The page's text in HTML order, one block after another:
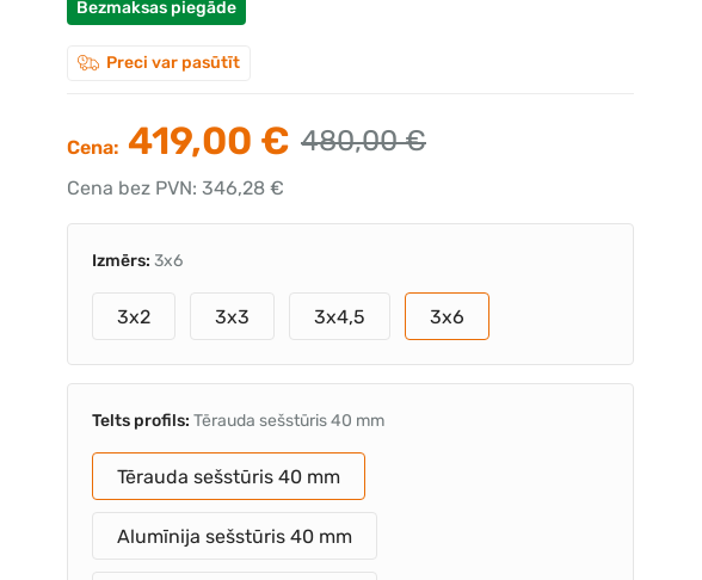
Bezmaksas piegāde
Preci var pasūtīt
Cena: 419,00 € 480,00 €
Cena bez PVN: 346,28 €
Izmērs: 3x6
3x2 3x3 3x4,5 3x6
Telts profils: Tērauda sešstūris 40 mm
Tērauda sešstūris 40 mm
Alumīnija sešstūris 40 mm